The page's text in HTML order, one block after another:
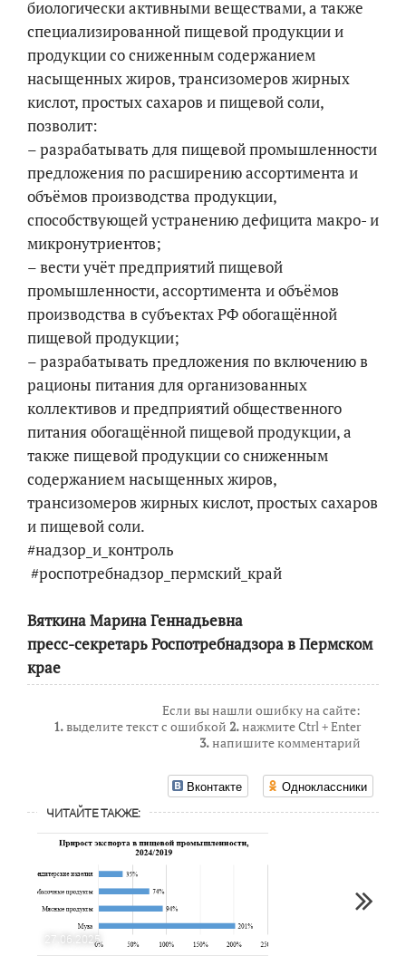
биологически активными веществами, а также
специализированной пищевой продукции и
продукции со сниженным содержанием
насыщенных жиров, трансизомеров жирных
кислот, простых сахаров и пищевой соли,
позволит:
– разрабатывать для пищевой промышленности
предложения по расширению ассортимента и
объёмов производства продукции,
способствующей устранению дефицита макро- и
микронутриентов;
– вести учёт предприятий пищевой
промышленности, ассортимента и объёмов
производства в субъектах РФ обогащённой
пищевой продукции;
– разрабатывать предложения по включению в
рационы питания для организованных
коллективов и предприятий общественного
питания обогащённой пищевой продукции, а
также пищевой продукции со сниженным
содержанием насыщенных жиров,
трансизомеров жирных кислот, простых сахаров
и пищевой соли.
#надзор_и_контроль
#роспотребнадзор_пермский_край
Вяткина Марина Геннадьевна
пресс-секретарь Роспотребнадзора в Пермском
крае
Если вы нашли ошибку на сайте:
1.выделите текст с ошибкой 2.нажмите Ctrl + Enter
3.напишите комментарий
Вконтакте Одноклассники
ЧИТАЙТЕ ТАКЖЕ:
27.06.2025